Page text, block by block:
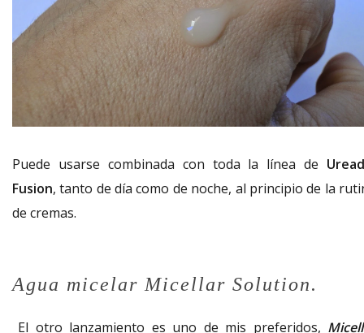
Puede usarse combinada con toda la línea de
Fusion, tanto de día como de noche, al principio de la
de cremas.
Agua micelar Micellar Solution.
El otro lanzamiento es uno de mis preferidos,